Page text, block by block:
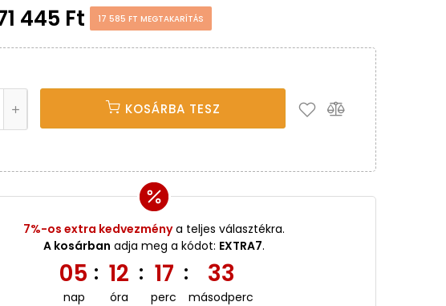
445 Ft 17 585 FT MEGTAKARÍTÁS
KOSÁRBA TESZ
7%-os extra kedvezménya teljes választékra.
A kosárban adja meg a kódot: EXTRA7.
05
nap
: 12
óra
: 17
perc
: 32
másodperc